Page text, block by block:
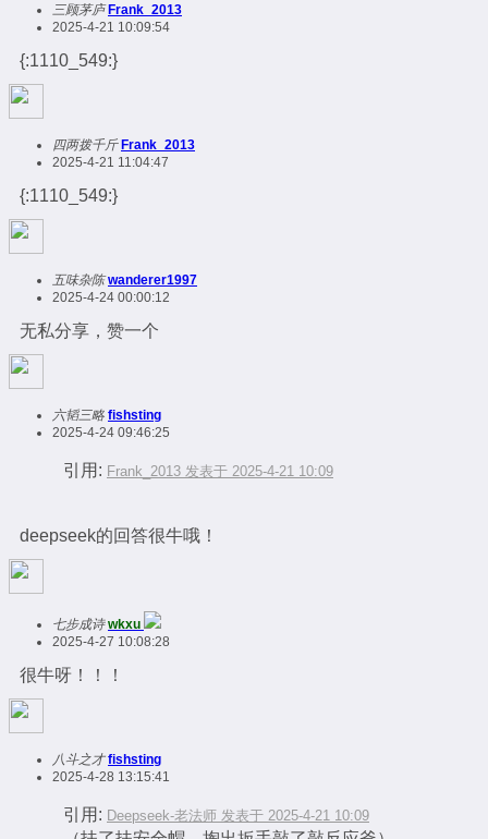
三顾茅庐 Frank_2013
2025-4-21 10:09:54
{:1110_549:}
四两拨千斤 Frank_2013
2025-4-21 11:04:47
{:1110_549:}
五味杂陈 wanderer1997
2025-4-24 00:00:12
无私分享，赞一个
六韬三略 fishsting
2025-4-24 09:46:25
引用: Frank_2013 发表于 2025-4-21 10:09
deepseek的回答很牛哦！
七步成诗 wkxu
2025-4-27 10:08:28
很牛呀！！！
八斗之才 fishsting
2025-4-28 13:15:41
引用: Deepseek-老法师 发表于 2025-4-21 10:09